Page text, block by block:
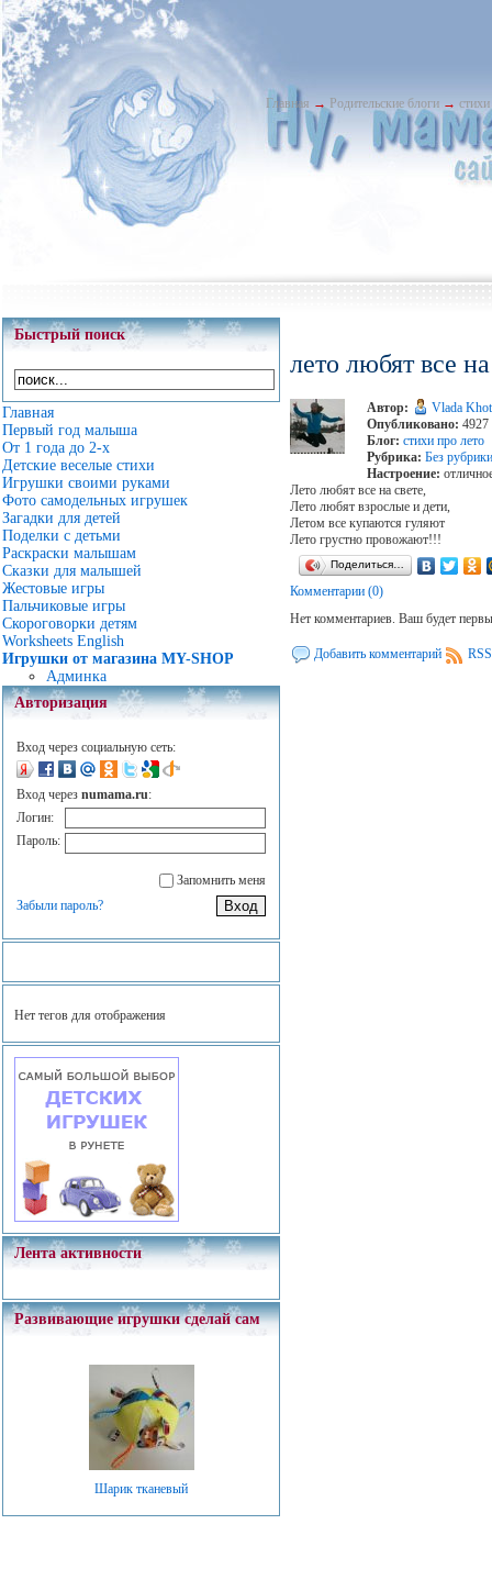
Главная → Родительские блоги →
Быстрый поиск
Главная
Первый год малыша
От 1 года до 2-х
Детские веселые стихи
Игрушки своими руками
Фото самодельных игрушек
Загадки для детей
Поделки с детьми
Раскраски малышам
Сказки для малышей
Жестовые игры
Пальчиковые игры
Скороговорки детям
Worksheets English
Игрушки от магазина MY-SHOP
Админка
Авторизация
Вход через социальную сеть:
Вход через numama.ru:
Логин:
Пароль:
Запомнить меня
Забыли пароль?
Нет тегов для отображения
Лента активности
Развивающие игрушки сделай сам
Шарик тканевый
лето любят все
Автор:
Vlada
Опубликовано: 4927
Блог: стихи про лето
Рубрика: Без рубрики
Настроение:
Лето любят все на свете,
Лето любят взрослые и дети,
Летом все купаются гуляют
Лето грустно провожают!!!
Поделиться…
Комментарии (0)
Нет комментариев. Ваш будет
Добавить комментарий